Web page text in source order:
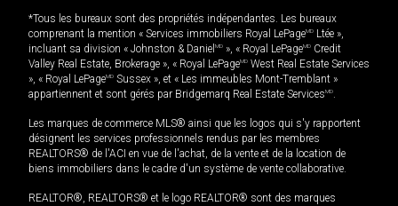
*Tous les bureaux sont des propriétés indépendantes. Les bureaux
comprenant la mention « Services immobiliers Royal LePageMD Ltée »,
incluant sa division « Johnston & Daniel MD », « Royal LePageMD Credit
Valley Real Estate, Brokerage », « Royal LePageMD West Real Estate Services
», « Royal LePageMD Sussex », et « Les immeubles Mont-Tremblant »
appartiennent et sont gérés par Bridgemarq Real Estate ServicesMD.
Les marques de commerce MLS® ainsi que les logos qui s'y rapportent
désignent les services professionnels rendus par les membres
REALTORS® de l'ACI en vue de l'achat, de la vente et de la location de
biens immobiliers dans le cadre d'un système de vente collaborative.
REALTOR®, REALTORS® et le logo REALTOR® sont des marques